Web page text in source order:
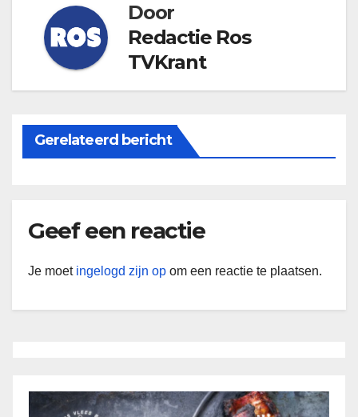
Door
Redactie Ros
TVKrant
Gerelateerd bericht
Geef een reactie
Je moet ingelogd zijn op om een reactie te plaatsen.